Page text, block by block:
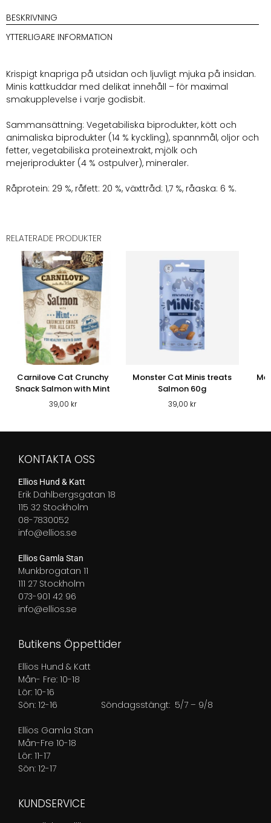
Chicken
&
Cheese
BESKRIVNING
YTTERLIGARE INFORMATION
Krispigt knapriga på utsidan och ljuvligt mjuka på insidan.
Minis kattkuddar med delikat innehåll – för maximal
smakupplevelse i varje godisbit.
Sammansättning: Vegetabiliska biprodukter, kött och
animaliska biprodukter (14 % kyckling), spannmål, oljor och
fetter, vegetabiliska proteinextrakt, mjölk och
mejeriprodukter (4 % ostpulver), mineraler.
Råprotein: 29 %, råfett: 20 %, växttråd: 1,7 %, råaska: 6 %.
RELATERADE PRODUKTER
Carnilove Cat Crunchy
Snack Salmon with Mint
39,00 kr
Monster Cat Minis treats
Salmon 60g
39,00 kr
KONTAKTA OSS
Ellios Hund & Katt
Erik Dahlbergsgatan 18
115 32 Stockholm
08-7830052
info@ellios.se
Ellios Gamla Stan
Munkbrogatan 11
111 27 Stockholm
073-901 42 96
info@ellios.se
Butikens Öppettider
Ellios Hund & Katt
Mån- Fre: 10-18
Lör: 10-16
Sön: 12-16 Söndagsstängt: 5/7 – 9/8
Ellios Gamla Stan
Mån-Fre 10-18
Lör: 11-17
Sön: 12-17
KUNDSERVICE